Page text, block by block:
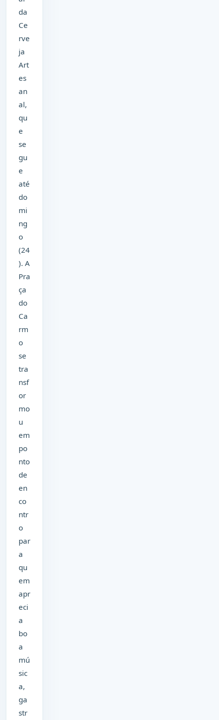
da
Ce
rve
ja
Art
es
an
al,
qu
e
se
gu
e
até
do
mi
ng
o
(24
). A
Pra
ça
do
Ca
rm
o
se
tra
nsf
or
mo
u
em
po
nto
de
en
co
ntr
o
par
a
qu
em
apr
eci
a
bo
a
mú
sic
a,
ga
str